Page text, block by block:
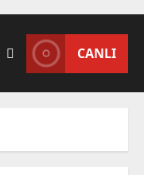
CANLI